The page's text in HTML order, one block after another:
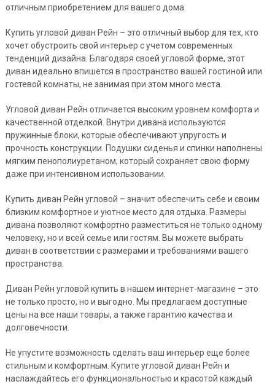
отличным приобретением для вашего дома.
Купить угловой диван Рейн – это отличный выбор для тех, кто
хочет обустроить свой интерьер с учетом современных
тенденций дизайна. Благодаря своей угловой форме, этот
диван идеально впишется в пространство вашей гостиной или
гостевой комнаты, не занимая при этом много места.
Угловой диван Рейн отличается высоким уровнем комфорта и
качественной отделкой. Внутри дивана используются
пружинные блоки, которые обеспечивают упругость и
прочность конструкции. Подушки сиденья и спинки наполнены
мягким пенополиуретаном, который сохраняет свою форму
даже при интенсивном использовании.
Купить диван Рейн угловой – значит обеспечить себе и своим
близким комфортное и уютное место для отдыха. Размеры
дивана позволяют комфортно разместиться не только одному
человеку, но и всей семье или гостям. Вы можете выбрать
диван в соответствии с размерами и требованиями вашего
пространства.
Диван Рейн угловой купить в нашем интернет-магазине – это
не только просто, но и выгодно. Мы предлагаем доступные
цены на все наши товары, а также гарантию качества и
долговечности.
Не упустите возможность сделать ваш интерьер еще более
стильным и комфортным. Купите угловой диван Рейн и
наслаждайтесь его функциональностью и красотой каждый